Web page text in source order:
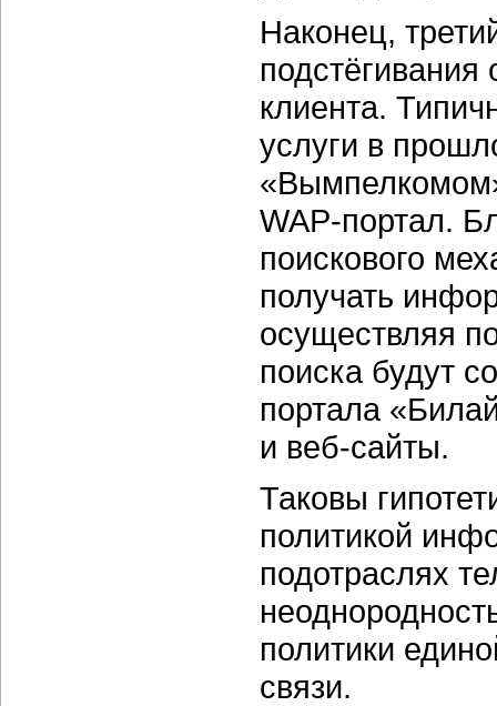
Наконец,
клиента.
услуги в
WAP-портал.
поискового
получать
осуществляя
поиска будут
портала
и веб-сайты.
Таковы
политикой
подотраслях
политики
связи.